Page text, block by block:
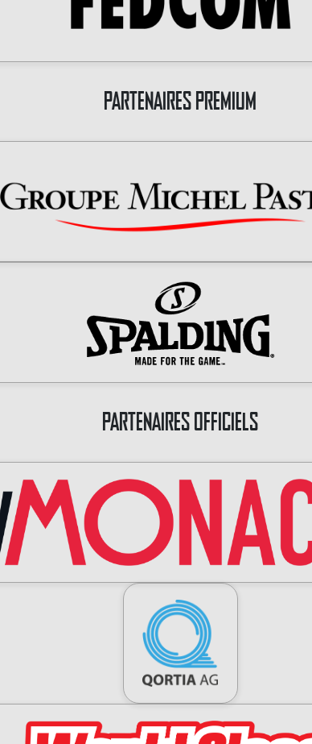
PARTENAIRES PREMIUM
PARTENAIRES OFFICIELS